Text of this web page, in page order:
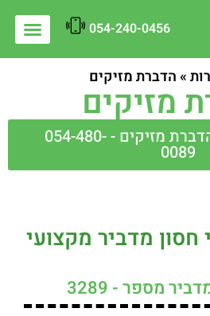
054-240-0456
»הדברת מזיקים
מזיקים
להזמנת שירות הדברת מזיקים - 054-480-
0089
חסון מדביר מקצועי
מספר - 3289